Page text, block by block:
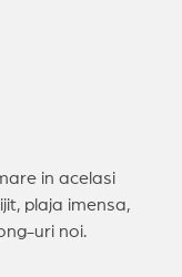
in acelasi
plaja imensa,
uri noi.